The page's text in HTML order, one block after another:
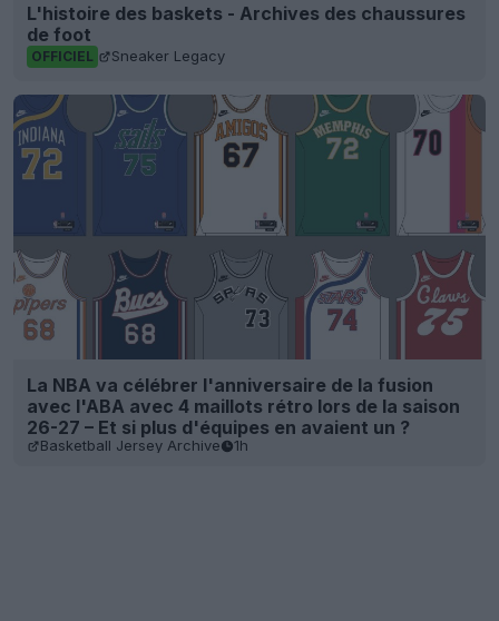
L'histoire des baskets - Archives des chaussures
de foot
OFFICIEL Sneaker Legacy
La NBA va célébrer l'anniversaire de la fusion
avec l'ABA avec 4 maillots rétro lors de la saison
26-27 – Et si plus d'équipes en avaient un ?
Basketball Jersey Archive 1h